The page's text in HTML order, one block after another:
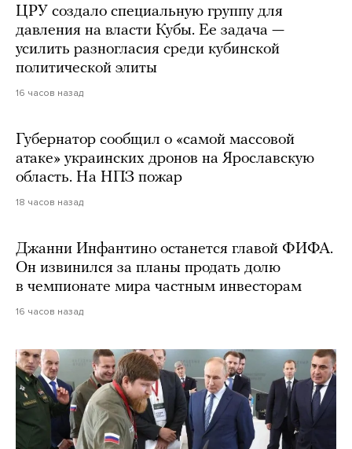
ЦРУ создало специальную группу для
давления на власти Кубы. Ее задача —
усилить разногласия среди кубинской
политической элиты
16 часов назад
Губернатор сообщил о «самой массовой
атаке» украинских дронов на Ярославскую
область. На НПЗ пожар
18 часов назад
Джанни Инфантино останется главой ФИФА.
Он извинился за планы продать долю
в чемпионате мира частным инвесторам
16 часов назад